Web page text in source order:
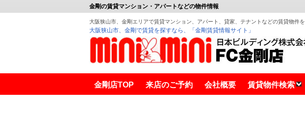
金剛の賃貸マンション・アパートなどの物件情報
大阪狭山市、金剛エリアで賃貸マンション、アパート、貸家、テナントなどの賃貸物件を
大阪狭山市、金剛で賃貸を探すなら、「金剛賃貸情報サイト」
金剛店TOP 来店のご予約 会社概要 賃貸物件検索